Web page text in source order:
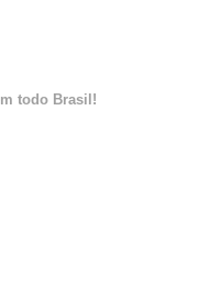
todo Brasil!